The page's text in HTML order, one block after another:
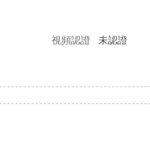
視頻認證 未認證